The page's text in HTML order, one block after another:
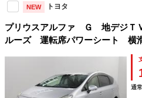
NEW トヨタ
プリウスアルファ Ｇ 地デジＴ
ルーズ 運転席パワーシート 横
プレイヤー接続可 ＬＥＤヘッ
再生 ３列シート メモリーナビ
通